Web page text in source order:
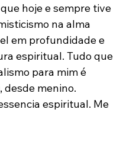
hoje e sempre tive
na alma
em profundidade e
espiritual. Tudo que
para mim é
menino.
espiritual. Me